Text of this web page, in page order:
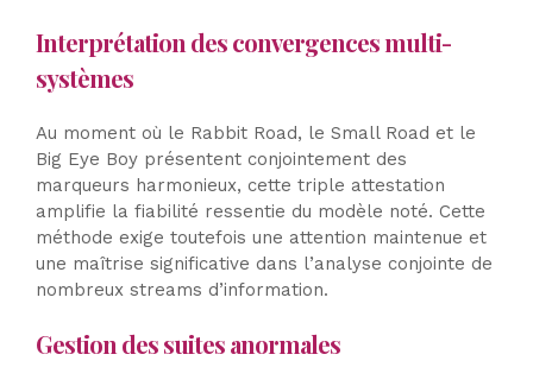
Interprétation des convergences multi-
systèmes
Au moment où le Rabbit Road, le Small Road et le
Big Eye Boy présentent conjointement des
marqueurs harmonieux, cette triple attestation
amplifie la fiabilité ressentie du modèle noté. Cette
méthode exige toutefois une attention maintenue et
une maîtrise significative dans l’analyse conjointe de
nombreux streams d’information.
Gestion des suites anormales